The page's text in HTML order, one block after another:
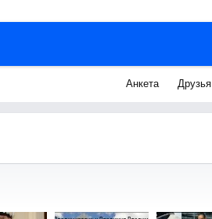
Анкета Друзья